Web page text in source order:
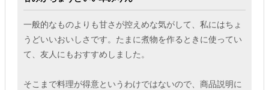
一般的なものよりも甘さが控えめな気がして、私にはちょ
うどいいおいしさです。たまに煮物を作るときに使ってい
て、友人にもおすすめしました。
そこまで料理が得意というわけではないので、商品説明に